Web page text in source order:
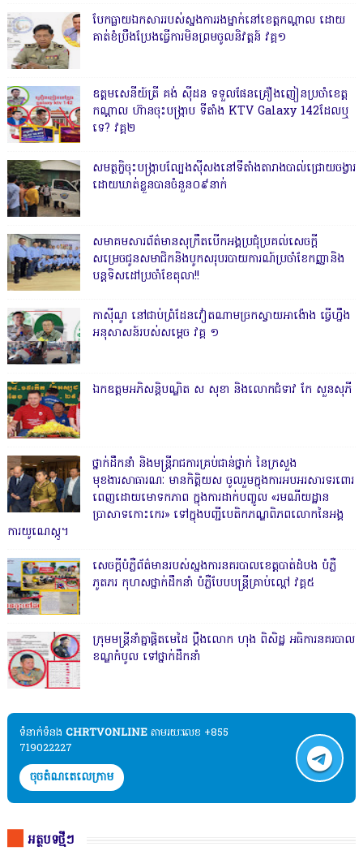
បែកធ្លាយឯកសាររបស់ស្នងការរងម្នាក់នៅខេត្តកណ្ដាល ដោយ
គាត់ខំប្រឹងប្រែងធ្វើការមិនព្រមចូលនិវត្តន៍ វគ្គ១
ឧត្តមសេនីយ៍ត្រី គង់ ស៊ីដន ទទួលផែនគ្រឿងញៀនប្រចាំខេត្ត
កណ្តាល ហ៊ានចុះបង្ក្រាប ទីតាំង KTV Galaxy 142ដែលឬ
ទេ? វគ្គ២
សមត្ថកិ្ចចុះបង្ក្រាបល្បែងស៊ីសងនៅទីតាំងតារាងបាល់ជ្រោយចង្វារ
ដោយឃាត់ខ្លួនបានចំនួន០៩នាក់
សមាគមសារព័ត៌មានសុក្រឹតបើកអង្គប្រជុំប្រគល់សេចក្តី
សម្រេចជូនសមាជិកនិងបូកសរុបរបាយការណ៍ប្រចាំខែកញ្ញានិង
បន្តទិសដៅប្រចាំខែតុលា!!
កាសុីណូ នៅជាប់ព្រំដែនវៀតណាមច្រកស្វាយអាង៉ោង ធ្វើហ្នឹង
អនុសាសន៍របស់សម្ដេច វគ្គ ១
ឯកឧត្តមអភិសន្តិបណ្ឌិត ស សុខា និងលោកជំទាវ កែ សួនសុភី
ថ្នាក់ដឹកនាំ និងមន្ត្រីរាជការគ្រប់ជាន់ថ្នាក់ នៃក្រសួង
មុខងារសាធារណៈ មានកិត្តិយស ចូលរួមក្នុងការអបអរសារទរពោរ
ពេញដោយមោទកភាព ក្នុងការដាក់បញ្ចូល «រមណីយដ្ឋាន
ប្រាសាទកោះកេរ» ទៅក្នុងបញ្ជីបេតិកភណ្ឌពិភពលោកនៃអង្គ
ការយូណេស្កូ។
សេចក្តីបំភ្លឺព័ត៌មានរបស់ស្នងការនគរបាលខេត្តបាត់ដំបង បំភ្លឺ
ភូតភរ កុហសថ្នាក់ដឹកនាំ បំភ្លឺបែបបន្ត្រីគ្រាប់ល្ពៅ វគ្គ៥
ក្រុមមន្ត្រីនាំគ្នាផ្ដិតមេដៃ ប្ដឹងលោក ហុង ពិសិដ្ឋ អធិការនគរបាល
ខណ្ឌកំបូល ទៅថ្នាក់ដឹកនាំ
ទំនាក់ទំនង​​ CHRTVONLINE តាមរយៈលេខ +855
719022227
ចុចតំណតេលេក្រាម
អត្ថបទថ្មីៗ